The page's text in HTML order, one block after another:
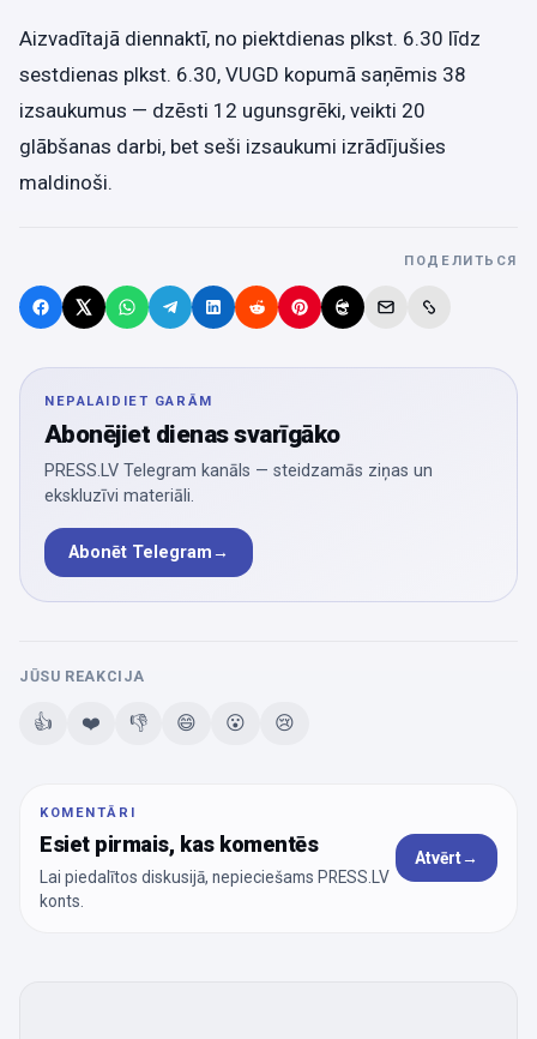
Aizvadītajā diennaktī, no piektdienas plkst. 6.30 līdz
sestdienas plkst. 6.30, VUGD kopumā saņēmis 38
izsaukumus — dzēsti 12 ugunsgrēki, veikti 20
glābšanas darbi, bet seši izsaukumi izrādījušies
maldinoši.
ПОДЕЛИТЬСЯ
NEPALAIDIET GARĀM
Abonējiet dienas svarīgāko
PRESS.LV Telegram kanāls — steidzamās ziņas un
ekskluzīvi materiāli.
Abonēt Telegram→
JŪSU REAKCIJA
👍 ❤️ 👎 😄 😮 😢
KOMENTĀRI
Esiet pirmais, kas komentēs
Lai piedalītos diskusijā, nepieciešams PRESS.LV
konts.
Atvērt→